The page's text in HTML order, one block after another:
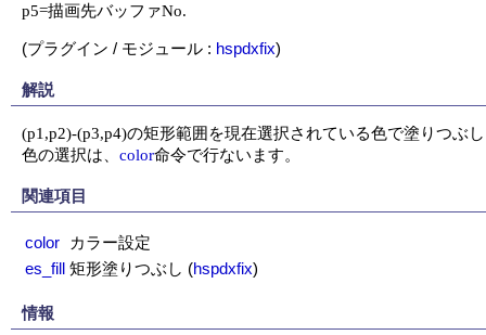
p5=描画先バッファNo.
(プラグイン / モジュール : hspdxfix)
解説
(p1,p2)-(p3,p4)の矩形範囲を現在選択されている色で塗りつぶ
色の選択は、 color命令で行ないます。
関連項目
color
カラー設定
es_fill 矩形塗りつぶし (hspdxfix)
情報